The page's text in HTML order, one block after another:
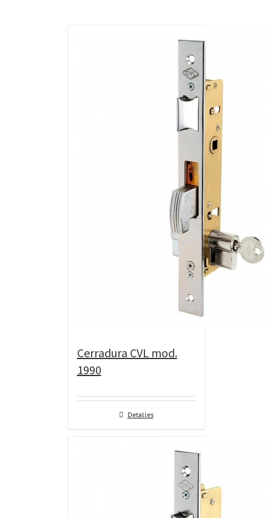
Cerradura CVL mod.
1990
Detalles